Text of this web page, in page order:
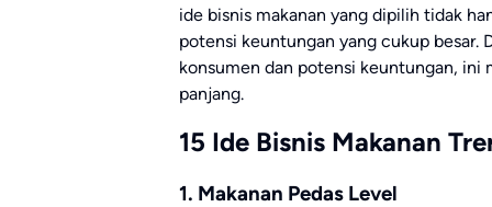
ide bisnis makanan yang dipilih tidak
potensi keuntungan yang cukup besar.
konsumen dan potensi keuntungan, ini
panjang.
15 Ide Bisnis Makanan
1. Makanan Pedas Level